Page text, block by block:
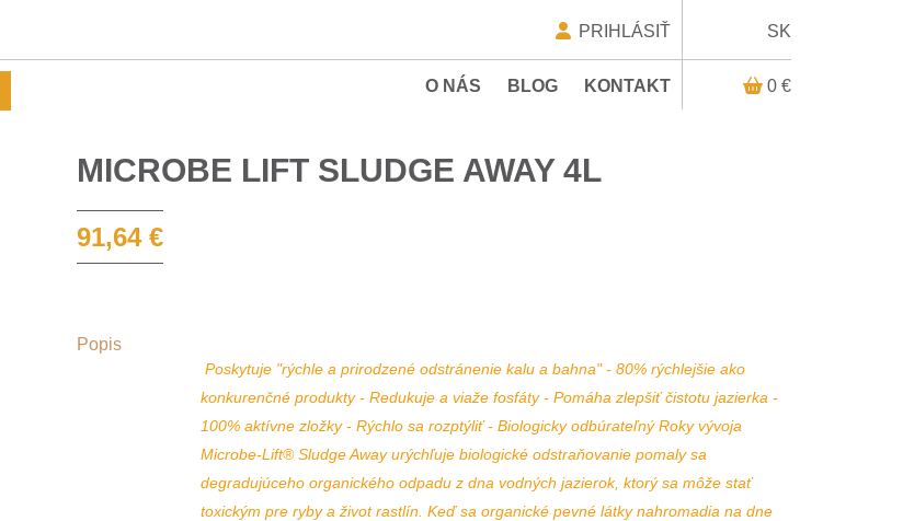
PRIHLÁSIŤ
O NÁS BLOG KONTAKT
SK
0 €
MICROBE LIFT SLUDGE AWAY 4L
91,64 €
Popis
Poskytuje "rýchle a prirodzené odstránenie kalu a bahna" - 80% rýchlejšie ako
konkurenčné produkty - Redukuje a viaže fosfáty - Pomáha zlepšiť čistotu jazierka -
100% aktívne zložky - Rýchlo sa rozptýliť - Biologicky odbúrateľný Roky vývoja
Microbe-Lift® Sludge Away urýchľuje biologické odstraňovanie pomaly sa
degradujúceho organického odpadu z dna vodných jazierok, ktorý sa môže stať
toxickým pre ryby a život rastlín. Keď sa organické pevné látky nahromadia na dne